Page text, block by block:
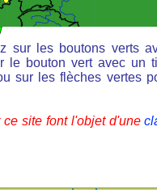
sur les boutons verts
le bouton vert avec un
sur les flèches vertes
ce site font l'objet d'une